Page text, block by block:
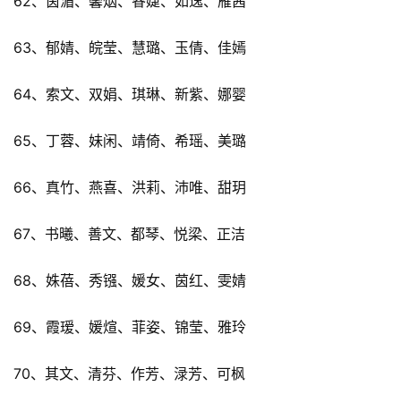
63、郁婧、皖莹、慧璐、玉倩、佳嫣
64、索文、双娟、琪琳、新紫、娜婴
65、丁蓉、妹闲、靖倚、希瑶、美璐
66、真竹、燕喜、洪莉、沛唯、甜玥
67、书曦、善文、都琴、悦梁、正洁
68、姝蓓、秀镪、媛女、茵红、雯婧
69、霞瑷、媛煊、菲姿、锦莹、雅玲
70、其文、清芬、作芳、渌芳、可枫